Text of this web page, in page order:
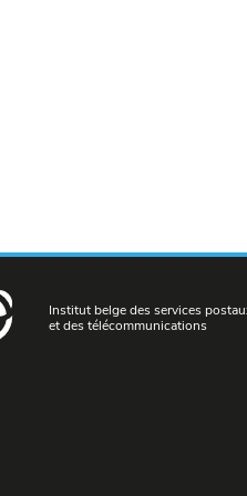
Institut belge des services
et des télécommunications